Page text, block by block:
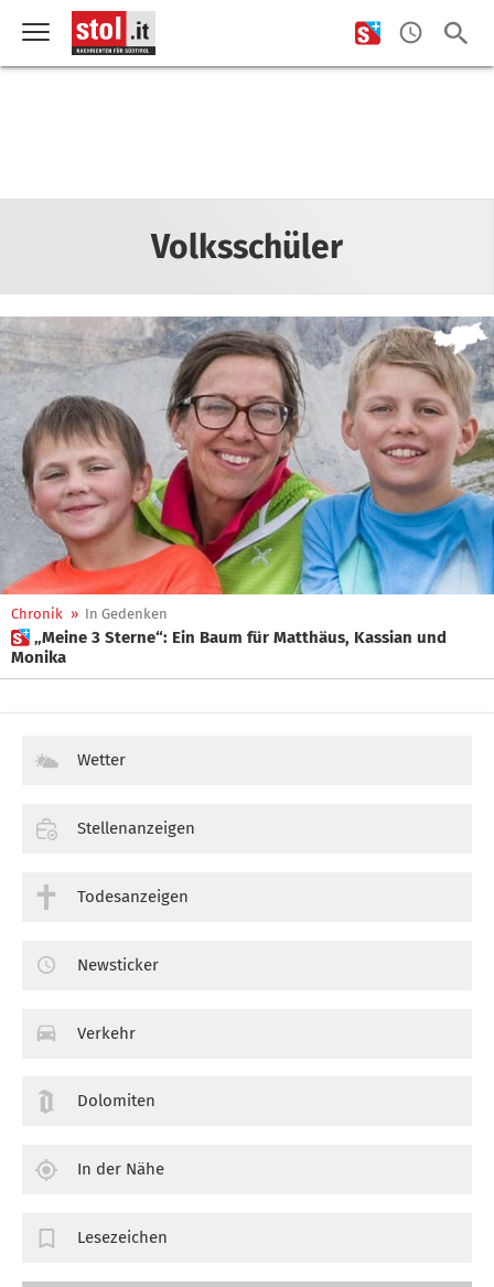
Volksschüler
Chronik » In Gedenken
 „Meine 3 Sterne“: Ein Baum für Matthäus, Kassian und
Monika
Wetter
Stellenanzeigen
Todesanzeigen
Newsticker
Verkehr
Dolomiten
In der Nähe
Lesezeichen